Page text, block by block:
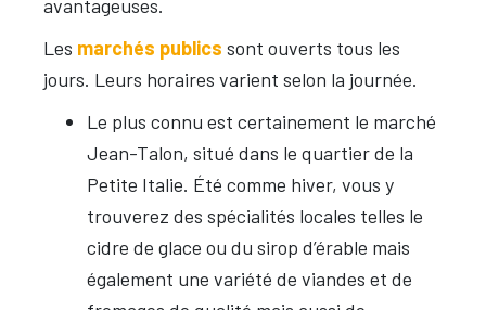
avantageuses.
Les marchés publics sont ouverts tous les
jours. Leurs horaires varient selon la journée.
Le plus connu est certainement le marché
Jean-Talon, situé dans le quartier de la
Petite Italie. Été comme hiver, vous y
trouverez des spécialités locales telles le
cidre de glace ou du sirop d’érable mais
également une variété de viandes et de